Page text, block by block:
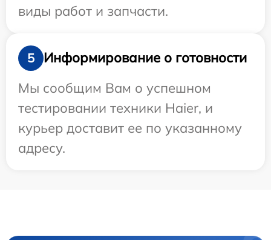
виды работ и запчасти.
5
Информирование о готовности
Мы сообщим Вам о успешном
тестировании техники Haier, и
курьер доставит ее по указанному
адресу.